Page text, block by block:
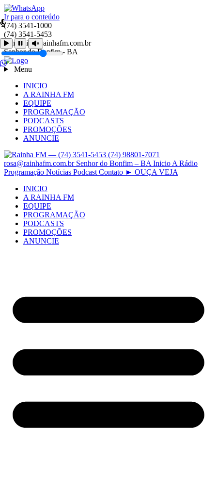
Ir para o conteúdo
(74) 3541-1000
(74) 3541-5453
comercial@rainhafm.com.br
Senhor do Bonfim - BA
Menu
INICIO
A RAINHA FM
EQUIPE
PROGRAMAÇÃO
PODCASTS
PROMOÇÕES
ANUNCIE
INICIO
A RAINHA FM
EQUIPE
PROGRAMAÇÃO
PODCASTS
PROMOÇÕES
ANUNCIE